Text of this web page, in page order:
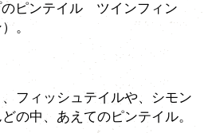
のピンテイル ツインフィン
。
フィッシュテイルや、シモン
の中、あえてのピンテイル。